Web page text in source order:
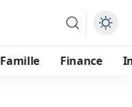
Famille Finance